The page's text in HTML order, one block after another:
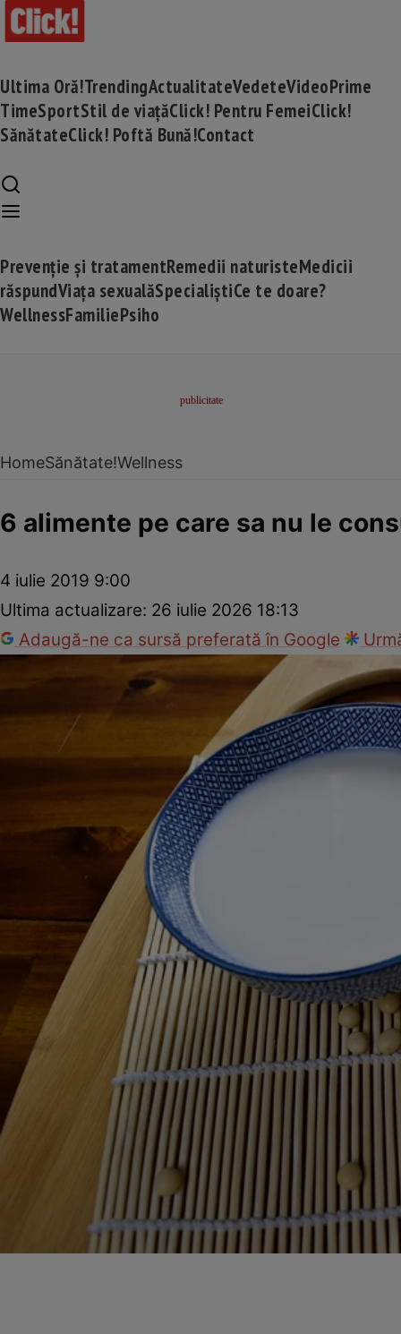
Ultima Oră!TrendingActualitateVedeteVideoPrime
TimeSportStil de viațăClick! Pentru FemeiClick!
SănătateClick! Poftă Bună!Contact
Prevenție și tratamentRemedii naturisteMedicii
răspundViața sexualăSpecialiștiCe te doare?
WellnessFamiliePsiho
HomeSănătate!Wellness
6 alimente pe care sa nu le
4 iulie 2019 9:00
Ultima actualizare: 26 iulie 2026 18:13
Adaugă-ne ca sursă preferată în Google